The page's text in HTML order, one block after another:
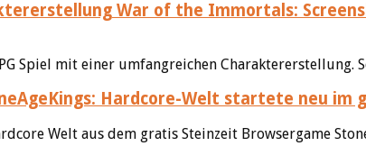
War of the Immortals:
Spiel mit einer umfangreichen Charaktererstellung.
Hardcore-Welt startete neu im
Welt aus dem gratis Steinzeit Browsergame